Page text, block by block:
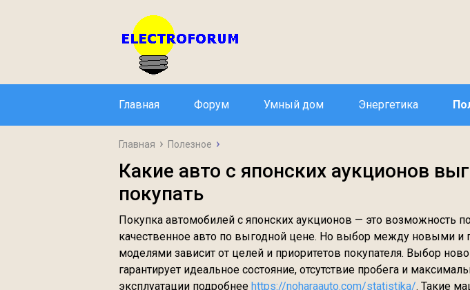
Главная Форум Умный дом Энергетика
Главная Полезное
Какие авто с японских аукционов
покупать
Покупка автомобилей с японских аукционов — это возможность
качественное авто по выгодной цене. Но выбор между новыми
моделями зависит от целей и приоритетов покупателя. Выбор
гарантирует идеальное состояние, отсутствие пробега и
эксплуатации подробнее https://noharaauto.com/statistika/. Такие